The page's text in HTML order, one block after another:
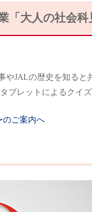
「大人の社会科
やJALの歴史を知る
ブレットによるクイ
のご案内へ